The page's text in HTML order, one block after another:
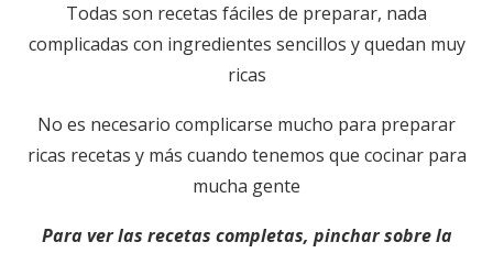
Todas son recetas fáciles de preparar, nada
complicadas con ingredientes sencillos y quedan muy
ricas
No es necesario complicarse mucho para preparar
ricas recetas y más cuando tenemos que cocinar para
mucha gente
Para ver las recetas completas, pinchar sobre la